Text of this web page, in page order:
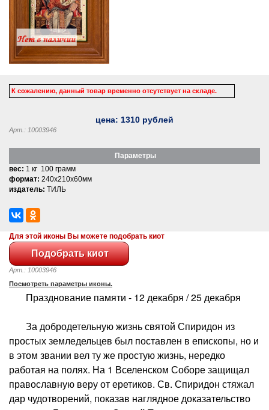
К сожалению, данный товар временно отсутствует на складе.
цена: 1310 рублей
Арт.: 10003946
Параметры
вес: 1 кг 100 грамм
формат: 240x210x60мм
издатель: ТИЛЬ
Для этой иконы Вы можете подобрать киот
Арт.: 10003946
Посмотреть параметры иконы.
Празднование памяти - 12 декабря / 25 декабря
За добродетельную жизнь святой Спиридон из
простых земледельцев был поставлен в епископы, но и
в этом звании вел ту же простую жизнь, нередко
работая на полях. На 1 Вселенском Соборе защищал
православную веру от еретиков. Св. Спиридон стяжал
дар чудотворений, показав наглядное доказательство